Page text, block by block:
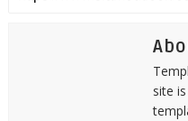
site